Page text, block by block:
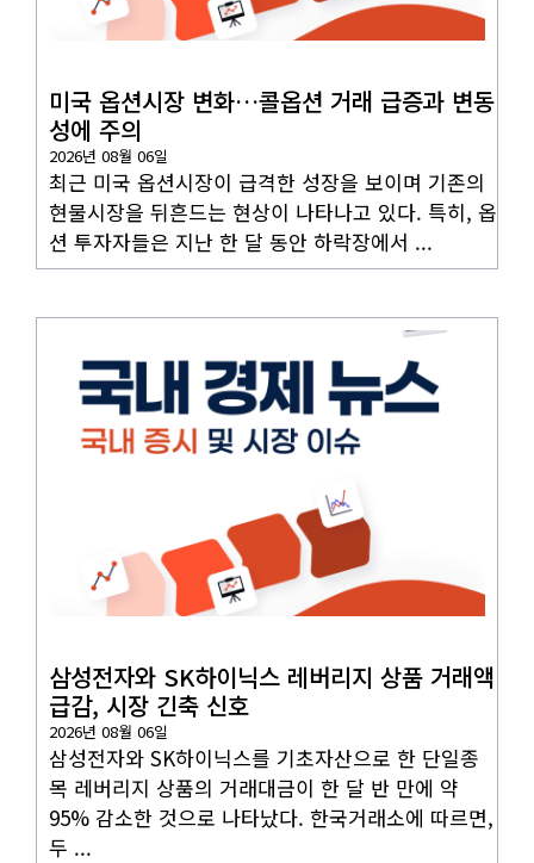
미국 옵션시장 변화…콜옵션 거래 급증과 변동
성에 주의
2026년 08월 06일
최근 미국 옵션시장이 급격한 성장을 보이며 기존의
현물시장을 뒤흔드는 현상이 나타나고 있다. 특히, 옵
션 투자자들은 지난 한 달 동안 하락장에서 ...
삼성전자와 SK하이닉스 레버리지 상품 거래액
급감, 시장 긴축 신호
2026년 08월 06일
삼성전자와 SK하이닉스를 기초자산으로 한 단일종
목 레버리지 상품의 거래대금이 한 달 반 만에 약
95% 감소한 것으로 나타났다. 한국거래소에 따르면,
두 ...